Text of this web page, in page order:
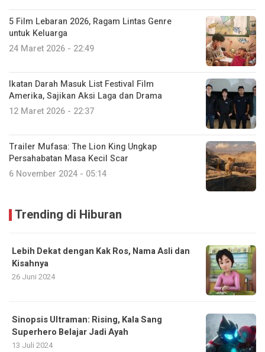
5 Film Lebaran 2026, Ragam Lintas Genre
untuk Keluarga
24 Maret 2026 - 22:49
Ikatan Darah Masuk List Festival Film
Amerika, Sajikan Aksi Laga dan Drama
12 Maret 2026 - 22:37
Trailer Mufasa: The Lion King Ungkap
Persahabatan Masa Kecil Scar
6 November 2024 - 05:14
Trending di Hiburan
Lebih Dekat dengan Kak Ros, Nama Asli dan
Kisahnya
26 Juni 2024
Sinopsis Ultraman: Rising, Kala Sang
Superhero Belajar Jadi Ayah
13 Juli 2024